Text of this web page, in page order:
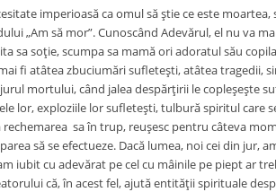
imperioasă ca omul să știe ce este moartea,
„Am să mor”. Cunoscând Adevărul, el nu va
sa soție, scumpa sa mamă ori adoratul său
fi atâtea zbuciumări sufletești, atâtea tragedii,
mortului, când jalea despărțirii le copleșește
lor, exploziile lor sufletești, tulbură spiritul care
rechemarea sa în trup, reușesc pentru câteva
să se efectueze. Dacă lumea, noi cei din jur,
iubit cu adevărat pe cel cu mâinile pe piept ar
că, în acest fel, ajută entității spirituale